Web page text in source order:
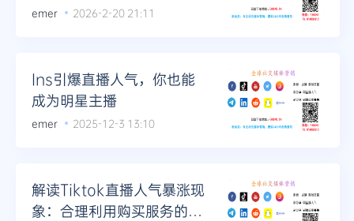
emer 2026-2-20 21:11
Ins引爆直播人气，你也能
成为明星主播
emer 2025-12-3 13:10
解读Tiktok直播人气暴涨现
象：合理利用购买服务的关